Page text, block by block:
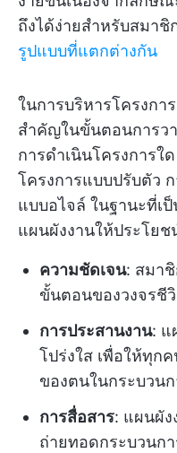
ถึงได้ง่ายสำหรับสมาชิ
รูปแบบที่แตกต่างกัน
ในการบริหารโครงกา
สำคัญในขั้นตอนการว
การดำเนินโครงการใ
โครงการแบบปรับตัว
แบบอไจล์ ในฐานะที่เ
แผนผังงานให้ประโยช
ความชัดเจน: สมา
ขั้นตอนของวงจรชี
การประสานงาน: แ
โปร่งใส เพื่อให้ทุก
ของตนในกระบวน
การสื่อสาร: แผนผัง
ถ่ายทอดกระบวนก